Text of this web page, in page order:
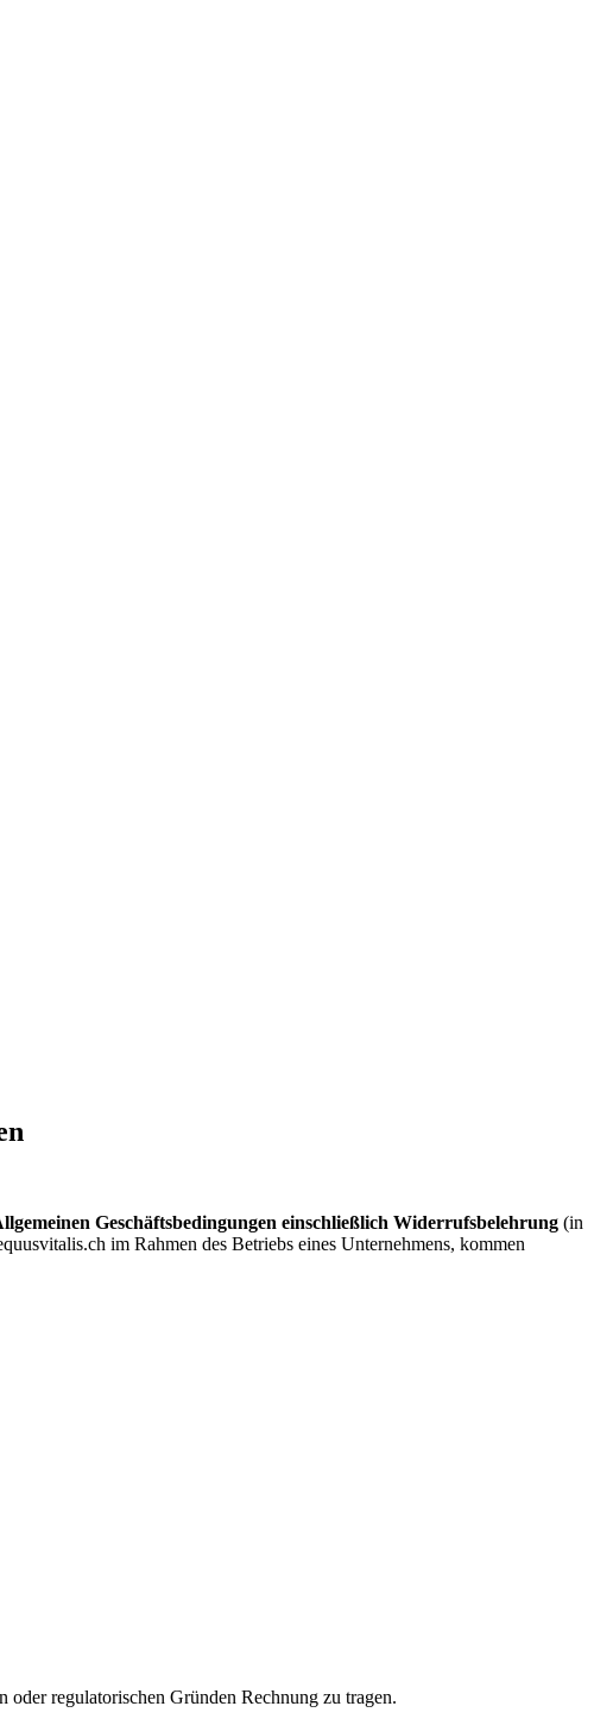
Geschäftsbedingungen einschließlich Widerrufsbelehrung (in
im Rahmen des Betriebs eines Unternehmens, kommen
regulatorischen Gründen Rechnung zu tragen.